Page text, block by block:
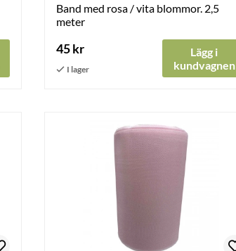
Band med rosa / vita blommor. 2,5
meter
45 kr
Lägg i
kundvagnen